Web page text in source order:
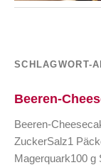
SCHLAGWORT-
Beeren-
Beeren-
ZuckerSalz1
Magerquark100 g